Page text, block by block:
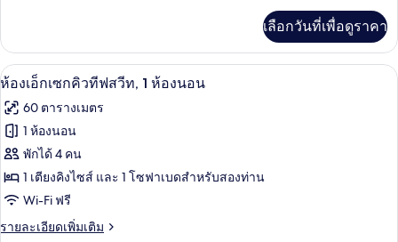
วิว
สวน
สวีท,
เตียง
คิง
ไซส์
เตียง
และ
เกี่ยว
กับ
ห้อง
ลัก
ซ์
ท,
เตียง
คิง
ไซส์
1
เลือกวันที่เพื่อดูราคา
เปิด
ภาพถ่าย
ทั้งหมด
ของ
ห้อง
เอ็ก
เซก
ห้องเอ็กเซกคิวทีฟสวีท, 1 ห้องนอน | เ
7
ห้องเอ็กเซกคิวทีฟสวีท, 1 ห้องนอน
60 ตารางเมตร
1 ห้องนอน
พักได้ 4 คน
1 เตียงคิงไซส์ และ 1 โซฟาเบดสำหรับสองท่าน
Wi-Fi ฟรี
รายละเอียดเพิ่มเติม
ราย